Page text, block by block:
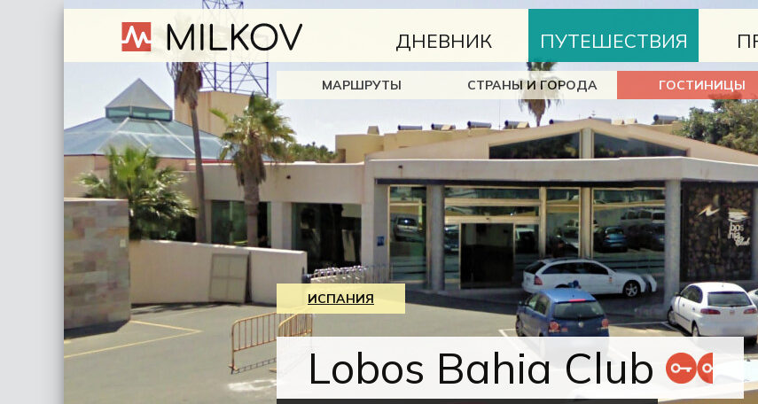
ДНЕВНИК ПУТЕШЕСТВИЯ
МАРШРУТЫ СТРАНЫ И ГОРОДА ГОСТИНИЦЫ
ИСПАНИЯ
Lobos Bahia Club